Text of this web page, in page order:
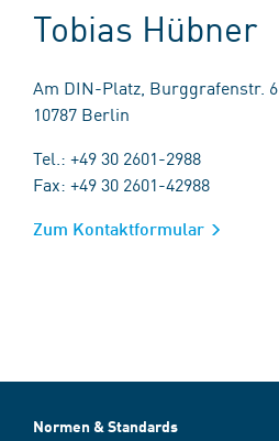
Tobias Hübner
Am DIN-Platz, Burggrafenstr. 6
10787 Berlin
Tel.: +49 30 2601-2988
Fax: +49 30 2601-42988
Zum Kontaktformular
Normen & Standards